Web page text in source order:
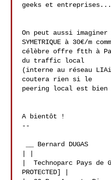
geeks et entreprises...
On peut aussi imaginer
SYMETRIQUE à 30€/m
célèbre offre ftth à
du traffic local
(interne au réseau
coutera rien si le
peering local est
A bientôt !
--
|  Technoparc Pays de
PROTECTED] |